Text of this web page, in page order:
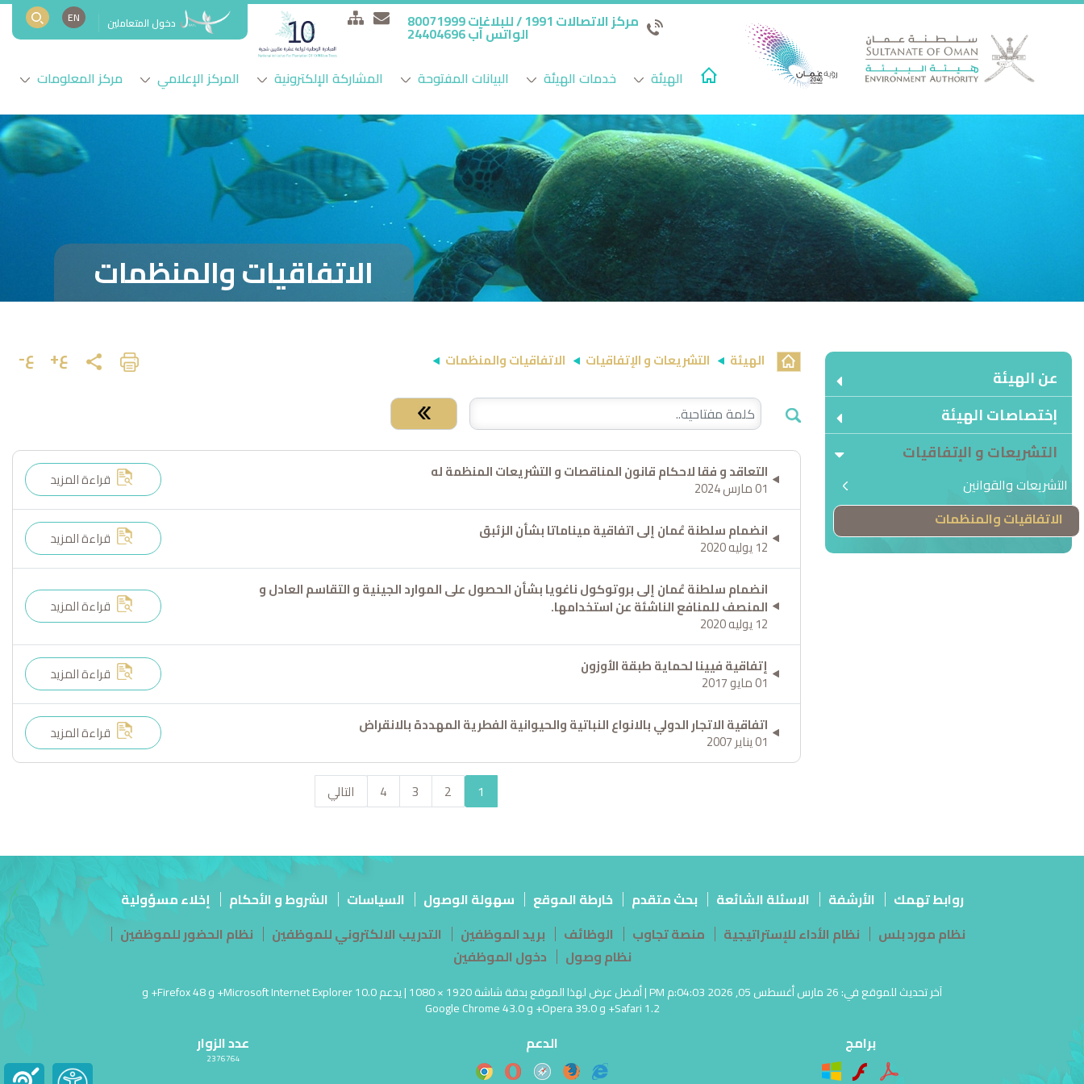
مركز الاتصالات 1991 / للبلاغات 80071999
الواتس آب 24404696 دخول المتعاملين EN
الهيئة خدمات الهيئة البيانات المفتوحة المشاركة الإلكترونية المركز الإعلامي مركز المعلومات
الاتفاقيات والمنظمات
عن الهيئة
إختصاصات الهيئة
التشريعات و الإتفاقيات
التشريعات والقوانين
الاتفاقيات والمنظمات
الهيئة التشريعات و الإتفاقيات الاتفاقيات والمنظمات ع+ ع-
Check Special:
التعاقد و فقا لاحكام قانون المناقصات و التشريعات المنظمة له
01 مارس 2024 قراءة المزيد
انضمام سلطنة عُمان إلى اتفاقية ميناماتا بشأن الزئبق
12 يوليه 2020 قراءة المزيد
انضمام سلطنة عُمان إلى بروتوكول ناغويا بشأن الحصول على الموارد الجينية و التقاسم العادل و
المنصف للمنافع الناشئة عن استخدامها.
12 يوليه 2020
قراءة المزيد
إتفاقية فيينا لحماية طبقة الأوزون
01 مايو 2017 قراءة المزيد
اتفاقية الاتجار الدولي بالانواع النباتية والحيوانية الفطرية المهددة بالانقراض
01 يناير 2007 قراءة المزيد
1
2
3
4 التالي
روابط تهمك الأرشفة الاسئلة الشائعة بحث متقدم خارطة الموقع سهولة الوصول السياسات الشروط و الأحكام
إخلاء مسؤولية
نظام مورد بلس
نظام الأداء للإستراتيجية منصة تجاوب الوظائف بريد الموظفين التدريب الالكتروني للموظفين
نظام الحضور للموظفين
نظام وصول
دخول الموظفين
آخر تحديث للموقع في: 26 مارس أغسطس 05, 2026 04:03:م PM | أفضل عرض لهذا الموقع بدقة شاشة 1920 × 1080 | يدعم Microsoft Internet Explorer 10.0+ و Firefox 48+ و
Safari 1.2+ و Opera 39.0+ و Google Chrome 43.0
برامج الدعم عدد الزوار
2376764